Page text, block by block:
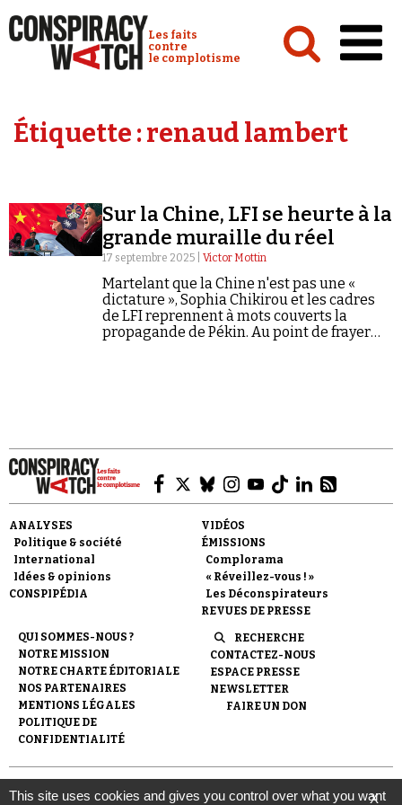
Conspiracy Watch :
Les faits
contre
le complotisme
Analyses
Vidéos
Émissions
Revues de presse
Faire un don
Demander à Vera
Étiquette :renaud lambert
Sur la Chine, LFI se heurte à la
grande muraille du réel
17 septembre 2025 |Victor Mottin
Martelant que la Chine n'est pas une «
dictature », Sophia Chikirou et les cadres
de LFI reprennent à mots couverts la
propagande de Pékin. Au point de frayer
ANALYSES
Politique & société
International
Idées & opinions
CONSPIPÉDIA
VIDÉOS
ÉMISSIONS
Complorama
« Réveillez-vous ! »
Les Déconspirateurs
REVUES DE PRESSE
QUI SOMMES-NOUS ?
NOTRE MISSION
NOTRE CHARTE ÉDITORIALE
NOS PARTENAIRES
MENTIONS LÉGALES
POLITIQUE DE
CONFIDENTIALITÉ
RECHERCHE
CONTACTEZ-NOUS
ESPACE PRESSE
NEWSLETTER
FAIRE UN DON
© 2007- 2026 Conspiracy Watch | Une réalisation de
l'Observatoire du conspirationnisme (association loi de 1901) avec
X
This site uses cookies and gives you control over what you want